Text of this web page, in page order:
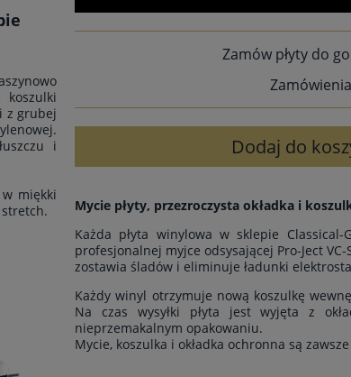
z grubej
i
w miękki
Zamów płyty do
Dodaj do
Mycie płyty, przezroczysta okładka i
Każda płyta winylowa w sklepie
profesjonalnej myjce odsysającej Pro-Ject
zostawia śladów i eliminuje ładunki
Każdy winyl otrzymuje nową koszulkę
Na czas wysyłki płyta jest wyjęta z
nieprzemakalnym opakowaniu.
Mycie, koszulka i okładka ochronna są